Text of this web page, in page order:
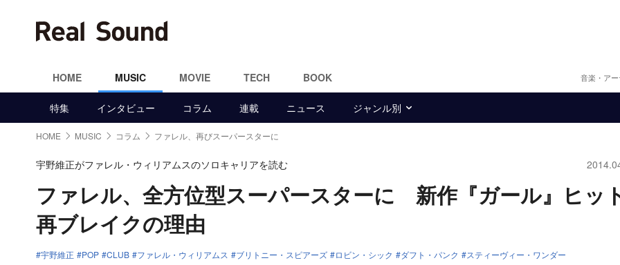
HOME MUSIC MOVIE TECH BOOK 音楽・ア
特集 インタビュー コラム 連載 ニュース ジャンル別
HOME MUSIC コラム ファレル、再びスーパースターに
宇野維正がファレル・ウィリアムスのソロキャリアを読む
ファレル、全方位型スーパースターに 新作『ガール』ヒッ
再ブレイクの理由
宇野維正 POP CLUB ファレル・ウィリアムス ブリトニー・スピアーズ ロビン・シック ダフト・パンク スティーヴィー・ワンダー